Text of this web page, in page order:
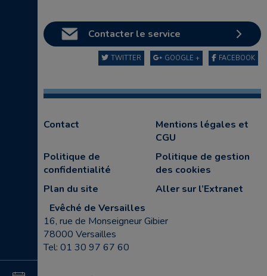
Contacter le service
FACEBOOK
GOOGLE +
TWITTER
Contact
Mentions légales et
CGU
Politique de
confidentialité
Politique de gestion
des cookies
Plan du site
Aller sur l’Extranet
Evêché de Versailles
16, rue de Monseigneur Gibier
78000 Versailles
Tel: 01 30 97 67 60